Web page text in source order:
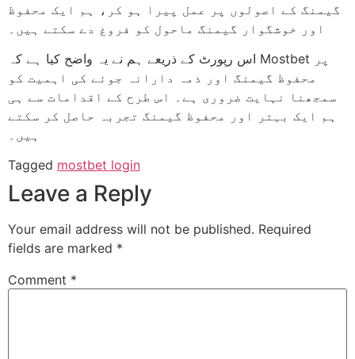
گیمنگ کے اصولوں پر عمل پیرا ہو کر، ہم ایک محفوظ
اور خوشگوار گیمنگ ماحول کو فروغ دے سکتے ہیں۔
اس رپورٹ کے ذریعے ہم نے یہ واضح کیا ہے کہ Mostbet پر
محفوظ گیمنگ اور ذمہ دارانہ جوئے کی اہمیت کو
سمجھنا نہایت ضروری ہے۔ اس طرح کے اقدامات سے ہی
ہم ایک بہتر اور محفوظ گیمنگ تجربہ حاصل کر سکتے
ہیں۔
Tagged mostbet login
Leave a Reply
Your email address will not be published. Required
fields are marked *
Comment *